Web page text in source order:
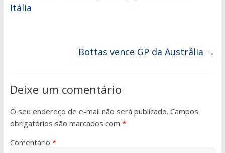
Itália
Bottas vence GP da Austrália →
Deixe um comentário
O seu endereço de e-mail não será publicado. Campos
obrigatórios são marcados com *
Comentário *